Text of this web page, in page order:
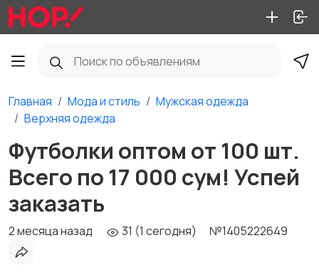
Главная Мода и стиль
Мужская одежда
Верхняя одежда
Футболки оптом от 100 шт.
Всего по 17 000 сум! Успей
заказать
2 месяца назад 31 (1 сегодня) №1405222649